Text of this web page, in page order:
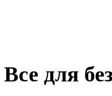
Все для